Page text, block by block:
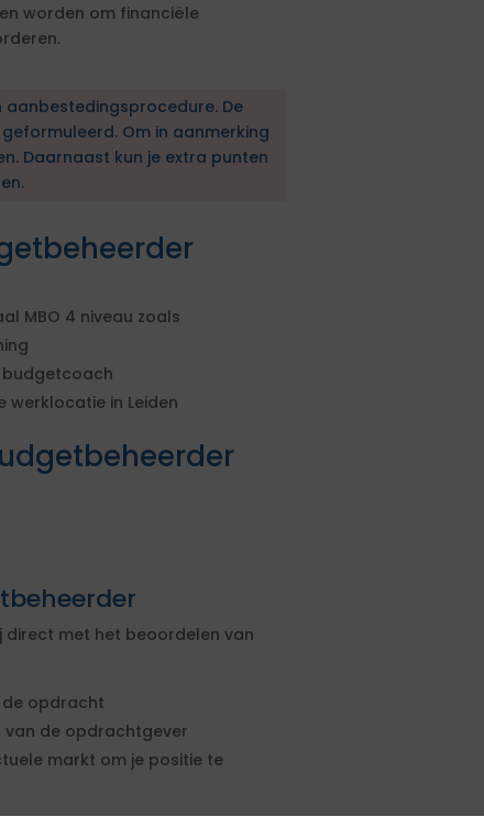
worden om financiële
De
Om in aanmerking
Daarnaast kun je extra punten
MBO 4 niveau zoals
budgetcoach
werklocatie in Leiden
met het beoordelen van
de opdracht
van de opdrachtgever
markt om je positie te